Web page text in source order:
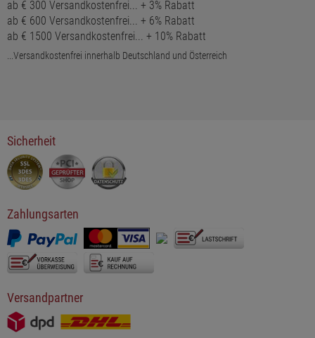
ab € 300 Versandkostenfrei... + 3% Rabatt
ab € 600 Versandkostenfrei... + 6% Rabatt
ab € 1500 Versandkostenfrei... + 10% Rabatt
...Versandkostenfrei innerhalb Deutschland und Österreich
Sicherheit
Zahlungsarten
Versandpartner